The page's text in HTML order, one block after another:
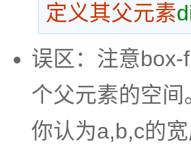
定义其父元素
误区：注意
个父元素的空
你认为a,b,c的